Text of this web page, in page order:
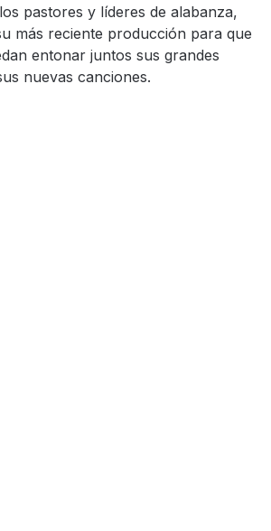
pastores y líderes de alabanza,
más reciente producción para que
entonar juntos sus grandes
nuevas canciones.